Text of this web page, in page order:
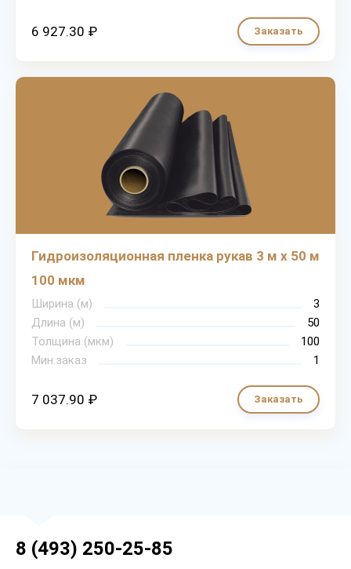
6 927.30 ₽ Заказать
Гидроизоляционная пленка рукав 3 м х 50 м
100 мкм
Ширина (м)
3
Длина (м)
50
Толщина (мкм)
100
Мин.заказ
1
7 037.90 ₽ Заказать
8 (493) 250-25-85